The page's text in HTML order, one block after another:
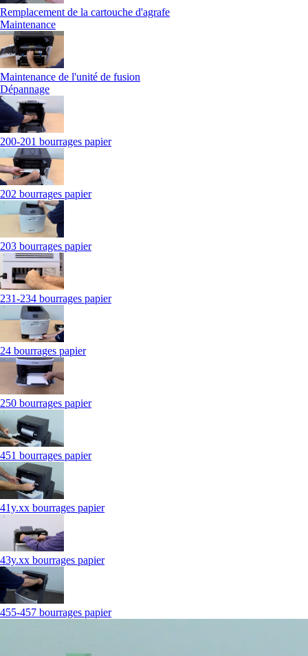
Remplacement de la cartouche d'agrafe
Maintenance
Maintenance de l'unité de fusion
Dépannage
200-201 bourrages papier
202 bourrages papier
203 bourrages papier
231-234 bourrages papier
24 bourrages papier
250 bourrages papier
451 bourrages papier
41y.xx bourrages papier
43y.xx bourrages papier
455-457 bourrages papier